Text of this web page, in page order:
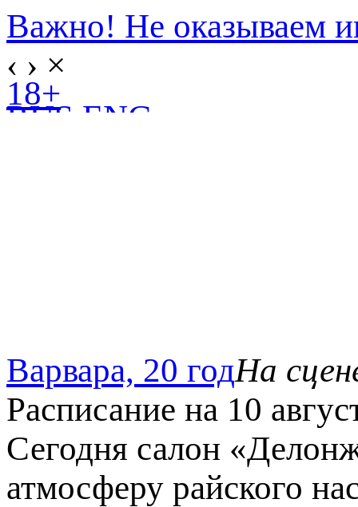
Важно! Не оказываем
‹ › ×
RUS ENG
18+
Варвара, 20 годНа
Расписание на 10
Сегодня салон
атмосферу райского